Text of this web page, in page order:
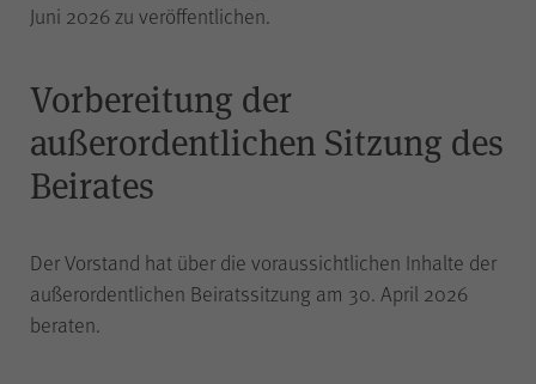
Juni 2026 zu veröffentlichen.
Vorbereitung der
außerordentlichen Sitzung des
Beirates
Der Vorstand hat über die voraussichtlichen Inhalte der
außerordentlichen Beiratssitzung am 30. April 2026
beraten.
Speichern Ihrer bezüglich der
Name
Anbieter Matomo